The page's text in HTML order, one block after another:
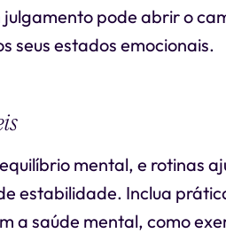
pode abrir o
seus estados emocionais.
mental, e rotinas
estabilidade. Inclua
a saúde mental, como